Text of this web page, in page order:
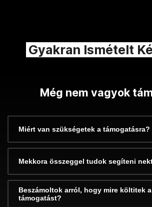
Gyakran Ismételt
Még nem vagyok
Miért van szükségetek a támogatásra?
Mekkora összeggel tudok segíteni
Beszámoltok arról, hogy mire költitek a
támogatást?